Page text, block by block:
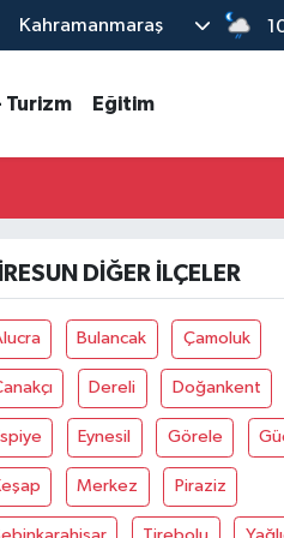
Kahramanmaraş
Turizm Eğitim
DIĞER İLÇELER
Bulancak Çamoluk
Dereli Doğankent
Eynesil Görele
Merkez Piraziz